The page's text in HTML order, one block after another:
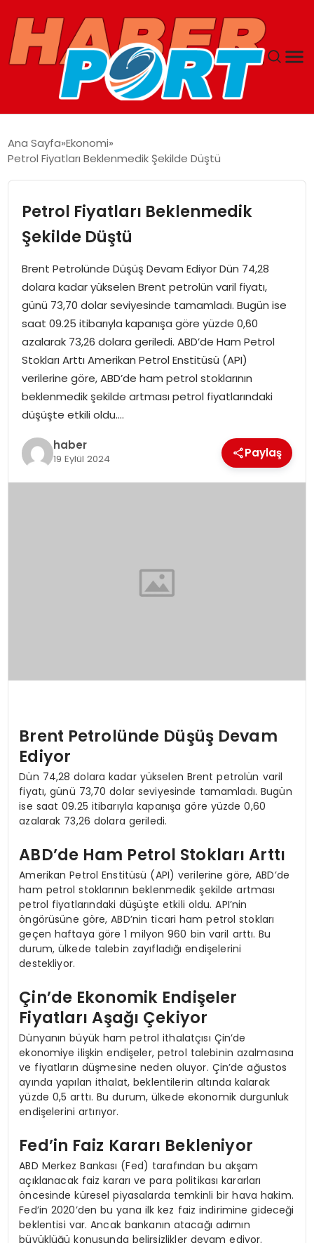
GUNCEL
YAŞAM
SAĞLIK
MAGAZIN
OTOMOBIL
TEKNOLOJI
Ana Sayfa Ekonomi
Petrol Fiyatları Beklenmedik Şekilde Düştü
Petrol Fiyatları Beklenmedik
Şekilde Düştü
Brent Petrolünde Düşüş Devam Ediyor Dün 74,28
dolara kadar yükselen Brent petrolün varil fiyatı,
günü 73,70 dolar seviyesinde tamamladı. Bugün ise
saat 09.25 itibarıyla kapanışa göre yüzde 0,60
azalarak 73,26 dolara geriledi. ABD’de Ham Petrol
Stokları Arttı Amerikan Petrol Enstitüsü (API)
verilerine göre, ABD’de ham petrol stoklarının
beklenmedik şekilde artması petrol fiyatlarındaki
düşüşte etkili oldu….
haber
19 Eylül 2024 Paylaş
Brent Petrolünde Düşüş Devam
Ediyor
Dün 74,28 dolara kadar yükselen Brent petrolün varil
fiyatı, günü 73,70 dolar seviyesinde tamamladı. Bugün
ise saat 09.25 itibarıyla kapanışa göre yüzde 0,60
azalarak 73,26 dolara geriledi.
ABD’de Ham Petrol Stokları Arttı
Amerikan Petrol Enstitüsü (API) verilerine göre, ABD’de
ham petrol stoklarının beklenmedik şekilde artması
petrol fiyatlarındaki düşüşte etkili oldu. API’nin
öngörüsüne göre, ABD’nin ticari ham petrol stokları
geçen haftaya göre 1 milyon 960 bin varil arttı. Bu
durum, ülkede talebin zayıfladığı endişelerini
destekliyor.
Çin’de Ekonomik Endişeler
Fiyatları Aşağı Çekiyor
Dünyanın büyük ham petrol ithalatçısı Çin’de
ekonomiye ilişkin endişeler, petrol talebinin azalmasına
ve fiyatların düşmesine neden oluyor. Çin’de ağustos
ayında yapılan ithalat, beklentilerin altında kalarak
yüzde 0,5 arttı. Bu durum, ülkede ekonomik durgunluk
endişelerini artırıyor.
Fed’in Faiz Kararı Bekleniyor
ABD Merkez Bankası (Fed) tarafından bu akşam
açıklanacak faiz kararı ve para politikası kararları
öncesinde küresel piyasalarda temkinli bir hava hakim.
Fed’in 2020’den bu yana ilk kez faiz indirimine gideceği
beklentisi var. Ancak bankanın atacağı adımın
büyüklüğü konusunda belirsizlikler devam ediyor.